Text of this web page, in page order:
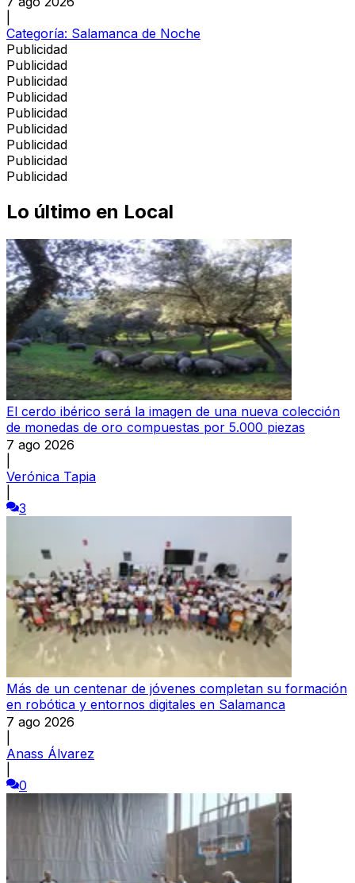
Categoría: Salamanca de Noche
Publicidad
Publicidad
Publicidad
Publicidad
Publicidad
Publicidad
Publicidad
Publicidad
Publicidad
Lo último en Local
El cerdo ibérico será la imagen de una nueva colección
de monedas de oro compuestas por 5.000 piezas
7 ago 2026
Verónica Tapia
3
Más de un centenar de jóvenes completan su formación
en robótica y entornos digitales en Salamanca
7 ago 2026
Anass Álvarez
0